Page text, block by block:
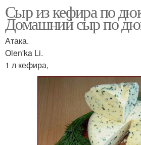
Сыр из кефира по
Домашний сыр по
Атака.
Olen'ka Li.
1 л кефира,